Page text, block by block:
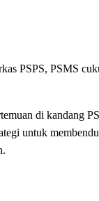
PSPS, PSMS
di kandang
untuk